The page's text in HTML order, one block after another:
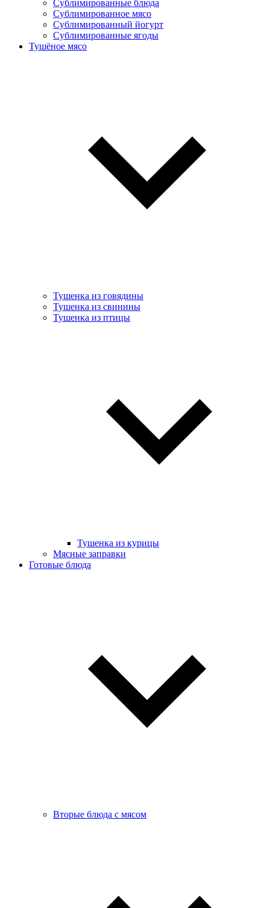
Сублимированные блюда
Cублимированное мясо
Сублимированный йогурт
Сублимированные ягоды
Тушёное мясо
Тушенка из говядины
Тушенка из свинины
Тушенка из птицы
Тушенка из курицы
Мясные заправки
Готовые блюда
Вторые блюда с мясом